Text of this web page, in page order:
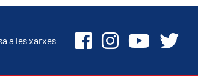
a les xarxes